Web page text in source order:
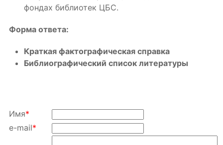
фондах библиотек ЦБС.
Форма ответа:
Краткая фактографическая справка
Библиографический список литературы
Имя*
e-mail*